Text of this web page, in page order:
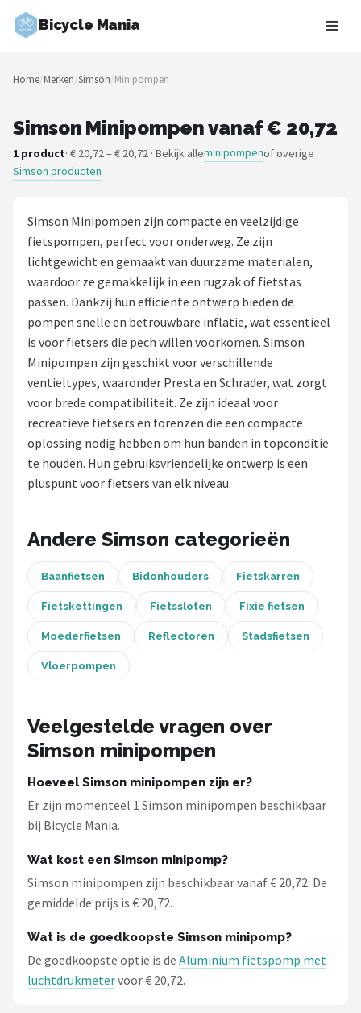
Bicycle Mania
Zoeken
NAVIGATIE
Merken
Fietsroutes
Kinderfietsen
Stadsfietsen
Elektrische fietsen
Mountainbikes
Shop
POPULAIRE MERKEN
Basil
Volare
ABUS
AXA
New Looxs
Schwalbe
Shimano
Alle merken →
Home/Merken/Simson/Minipompen
Simson Minipompen vanaf € 20,72
1 product· € 20,72 – € 20,72 · Bekijk alleminipompenof overige
Simson producten
Simson Minipompen zijn compacte en veelzijdige
fietspompen, perfect voor onderweg. Ze zijn
lichtgewicht en gemaakt van duurzame materialen,
waardoor ze gemakkelijk in een rugzak of fietstas
passen. Dankzij hun efficiënte ontwerp bieden de
pompen snelle en betrouwbare inflatie, wat essentieel
is voor fietsers die pech willen voorkomen. Simson
Minipompen zijn geschikt voor verschillende
ventieltypes, waaronder Presta en Schrader, wat zorgt
voor brede compatibiliteit. Ze zijn ideaal voor
recreatieve fietsers en forenzen die een compacte
oplossing nodig hebben om hun banden in topconditie
te houden. Hun gebruiksvriendelijke ontwerp is een
pluspunt voor fietsers van elk niveau.
Andere Simson categorieën
Baanfietsen Bidonhouders Fietskarren
Fietskettingen Fietssloten Fixie fietsen
Moederfietsen Reflectoren Stadsfietsen
Vloerpompen
Veelgestelde vragen over
Simson minipompen
Hoeveel Simson minipompen zijn er?
Er zijn momenteel 1 Simson minipompen beschikbaar
bij Bicycle Mania.
Wat kost een Simson minipomp?
Simson minipompen zijn beschikbaar vanaf € 20,72. De
gemiddelde prijs is € 20,72.
Wat is de goedkoopste Simson minipomp?
De goedkoopste optie is de Aluminium fietspomp met
luchtdrukmetervoor € 20,72.